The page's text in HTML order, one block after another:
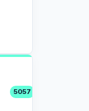
5057